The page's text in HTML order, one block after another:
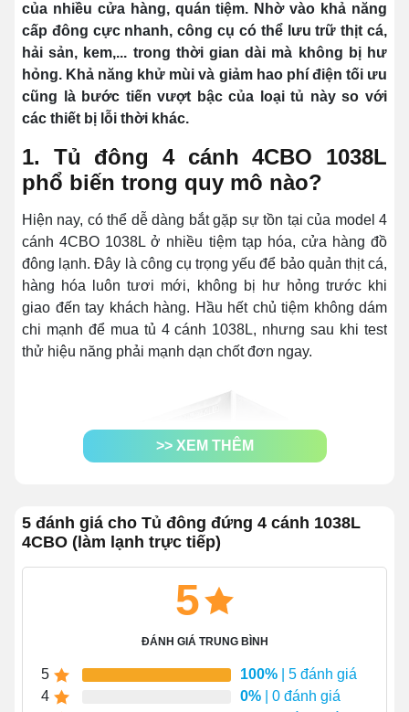
của nhiều cửa hàng, quán tiệm. Nhờ vào khả năng
cấp đông cực nhanh, công cụ có thể lưu trữ thịt cá,
hải sản, kem,... trong thời gian dài mà không bị hư
hỏng. Khả năng khử mùi và giảm hao phí điện tối ưu
cũng là bước tiến vượt bậc của loại tủ này so với
các thiết bị lỗi thời khác.
1. Tủ đông 4 cánh 4CBO 1038L
phổ biến trong quy mô nào?
Hiện nay, có thể dễ dàng bắt gặp sự tồn tại của model 4
cánh 4CBO 1038L ở nhiều tiệm tạp hóa, cửa hàng đồ
đông lạnh. Đây là công cụ trọng yếu để bảo quản thịt cá,
hàng hóa luôn tươi mới, không bị hư hỏng trước khi
giao đến tay khách hàng. Hầu hết chủ tiệm không dám
chi mạnh để mua tủ 4 cánh 1038L, nhưng sau khi test
thử hiệu năng phải mạnh dạn chốt đơn ngay.
Thiết kế tủ đông đứng
>> XEM THÊM
5 đánh giá cho Tủ đông đứng 4 cánh 1038L
4CBO (làm lạnh trực tiếp)
5
ĐÁNH GIÁ TRUNG BÌNH
5 100% | 5 đánh giá
4
0% | 0 đánh giá